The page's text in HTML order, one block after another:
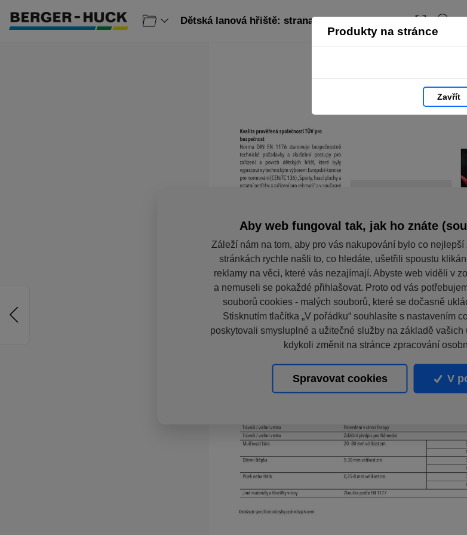
Produkty na stránce
Zavřít
Dětská lanová hřiště: strana 17
Aby web fungoval tak, jak ho znáte
Záleží nám na tom, aby pro vás nakupování bylo co
stránkách rychle našli to, co hledáte, ušetřili spoustu
reklamy na věci, které vás nezajímají. Abyste web viděli v
a nemuseli se pokaždé přihlašovat. Proto od vás
souborů cookies - malých souborů, které se dočasně
Stisknutím tlačítka „V pořádku“ souhlasíte s nastavením
poskytovali smysluplné a užitečné služby na základě
kdykoli změnit na stránce zpracování
Spravovat cookies V